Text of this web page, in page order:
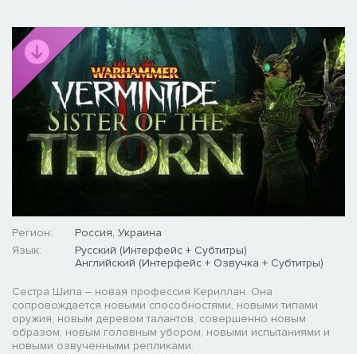
Регион:
Россия, Украина
Язык:
Русский (Интерфейс + Субтитры)
Английский (Интерфейс + Озвучка + Субтитры)
Сестра Шипа – новая профессия Кериллан. Она
сопровождается новыми способностями, новыми типами
оружия, новым деревом талантов, совершенно новым
образом, новым головным убором, новыми испытаниями и
новыми озвученными репликами.